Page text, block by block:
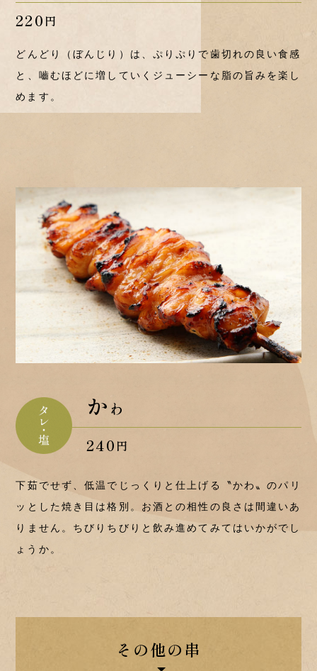
220 円
どんどり（ぼんじり）は、ぷりぷりで歯切れの良い食感
と、嚙むほどに増していくジューシーな脂の旨みを楽し
めます。
か わ
240 円
下茹でせず、低温でじっくりと仕上げる〝かわ〟のパリ
ッとした焼き目は格別。お酒との相性の良さは間違いあ
りません。ちびりちびりと飲み進めてみてはいかがでし
ょうか。
その他の串